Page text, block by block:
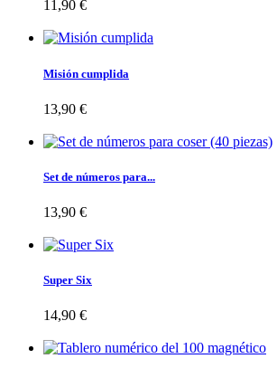
11,90 €
Misión cumplida
13,90 €
Set de números para...
13,90 €
Super Six
14,90 €